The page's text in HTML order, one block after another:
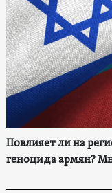
Повлияет ли на
геноцида армян?